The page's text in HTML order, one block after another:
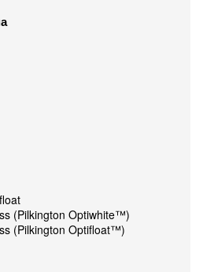
(Pilkington Optiwhite™)
(Pilkington Optifloat™)